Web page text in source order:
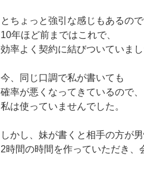
とちょっと強引な感じもあるので
10年ほど前まではこれで、
効率よく契約に結びついていまし
今、同じ口調で私が書いても
確率が悪くなってきているので、
私は使っていませんでした。
しかし、妹が書くと相手の方が
2時間の時間を作っていただき、